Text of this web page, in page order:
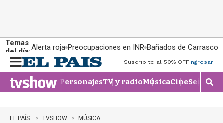
Temas
del día:Alerta roja Preocupaciones en INR Bañados de Carrasco
n
u
Suscribite al 50% OFFIngresar
PersonajesTV y radioMúsicaCineSeries
M
o
EL PAÍS TVSHOW MÚSICA